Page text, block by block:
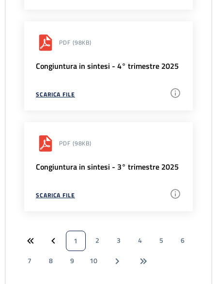
PDF (98KB)
Congiuntura in sintesi - 4° trimestre 2025
SCARICA FILE
PDF (98KB)
Congiuntura in sintesi - 3° trimestre 2025
SCARICA FILE
1 2 3 4 5
6
7
8 9 10